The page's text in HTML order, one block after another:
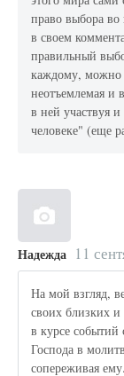
право выбора во
в своем
правильный
каждому, можно
неотъемлемая и
в ней участвуя
человеке" (еще
Надежда 11
На мой взгляд,
своих близких и
в курсе
Господа в
сопереживая